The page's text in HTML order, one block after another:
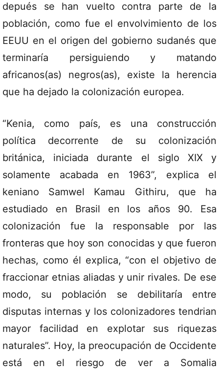
depués se han vuelto contra parte de la
población, como fue el envolvimiento de los
EEUU en el origen del gobierno sudanés que
terminaría persiguiendo y matando
africanos(as) negros(as), existe la herencia
que ha dejado la colonización europea.
“Kenia, como país, es una construcción
política decorrente de su colonización
británica, iniciada durante el siglo XIX y
solamente acabada en 1963”, explica el
keniano Samwel Kamau Githiru, que ha
estudiado en Brasil en los años 90. Esa
colonización fue la responsable por las
fronteras que hoy son conocidas y que fueron
hechas, como él explica, “con el objetivo de
fraccionar etnias aliadas y unir rivales. De ese
modo, su población se debilitaría entre
disputas internas y los colonizadores tendrian
mayor facilidad en explotar sus riquezas
naturales”. Hoy, la preocupación de Occidente
está en el riesgo de ver a Somalia